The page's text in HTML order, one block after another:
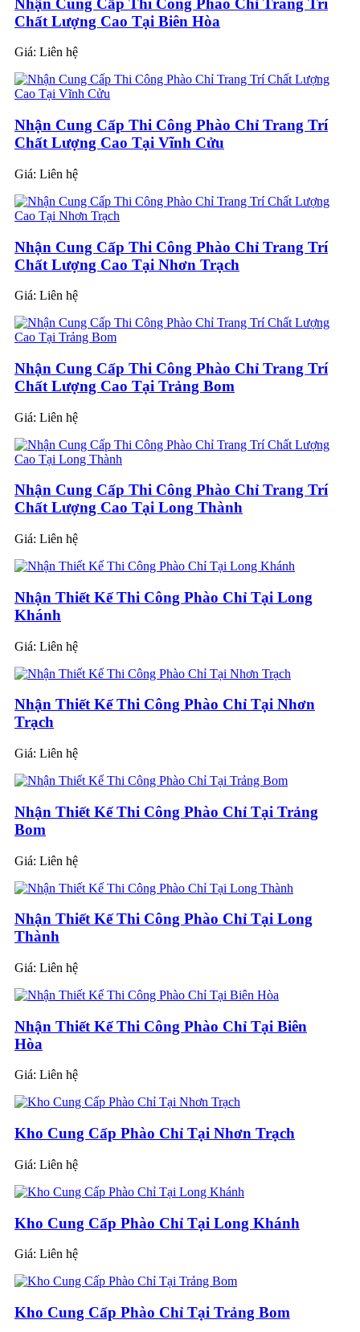
Nhận Cung Cấp Thi Công Phào Chỉ Trang Trí
Chất Lượng Cao Tại Biên Hòa
Giá: Liên hệ
Nhận Cung Cấp Thi Công Phào Chỉ Trang Trí
Chất Lượng Cao Tại Vĩnh Cửu
Giá: Liên hệ
Nhận Cung Cấp Thi Công Phào Chỉ Trang Trí
Chất Lượng Cao Tại Nhơn Trạch
Giá: Liên hệ
Nhận Cung Cấp Thi Công Phào Chỉ Trang Trí
Chất Lượng Cao Tại Trảng Bom
Giá: Liên hệ
Nhận Cung Cấp Thi Công Phào Chỉ Trang Trí
Chất Lượng Cao Tại Long Thành
Giá: Liên hệ
Nhận Thiết Kế Thi Công Phào Chỉ Tại Long
Khánh
Giá: Liên hệ
Nhận Thiết Kế Thi Công Phào Chỉ Tại Nhơn
Trạch
Giá: Liên hệ
Nhận Thiết Kế Thi Công Phào Chỉ Tại Trảng
Bom
Giá: Liên hệ
Nhận Thiết Kế Thi Công Phào Chỉ Tại Long
Thành
Giá: Liên hệ
Nhận Thiết Kế Thi Công Phào Chỉ Tại Biên
Hòa
Giá: Liên hệ
Kho Cung Cấp Phào Chỉ Tại Nhơn Trạch
Giá: Liên hệ
Kho Cung Cấp Phào Chỉ Tại Long Khánh
Giá: Liên hệ
Kho Cung Cấp Phào Chỉ Tại Trảng Bom